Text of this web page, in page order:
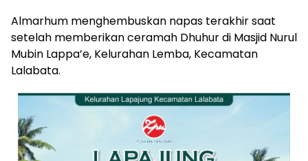
Almarhum menghembuskan napas terakhir saat
setelah memberikan ceramah Dhuhur di Masjid Nurul
Mubin Lappa’e, Kelurahan Lemba, Kecamatan
Lalabata.